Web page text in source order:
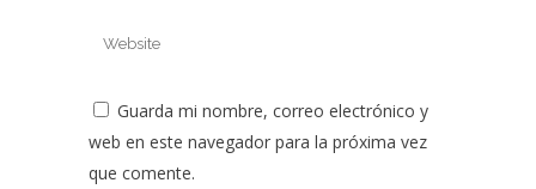
Guarda mi nombre, correo electrónico y
web en este navegador para la próxima vez
que comente.